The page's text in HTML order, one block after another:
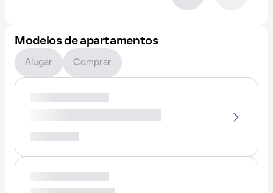
Modelos de apartamentos
Alugar Comprar